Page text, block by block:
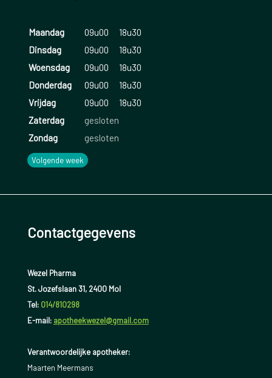
Maandag 09u00
18u30
Dinsdag
09u00
18u30
Woensdag
09u00
18u30
Donderdag
09u00
18u30
Vrijdag
09u00
18u30
Zaterdag
gesloten
Zondag
gesloten
Volgende week
Contactgegevens
Wezel Pharma
St. Jozefslaan 31, 2400 Mol
Tel: 014/810298
E-mail: apotheekwezel@gmail.com
Verantwoordelijke apotheker:
Maarten Meermans